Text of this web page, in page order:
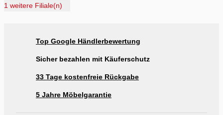
Ausstellung Rogg Discount Balingen
Ausstellung Möbel Rogg Reutlingen
1 weitere Filiale(n)
Top Google Händlerbewertung
Sicher bezahlen mit Käuferschutz
33 Tage kostenfreie Rückgabe
5 Jahre Möbelgarantie